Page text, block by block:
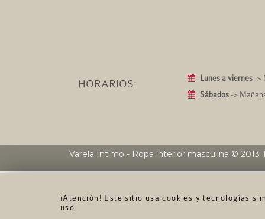
¡Atención! Este sitio usa cookies y tecnologías
uso.
HORARIOS: Lunes a viernes ->
Sábados ->
Varela Intimo - Ropa interior masculina © 2013